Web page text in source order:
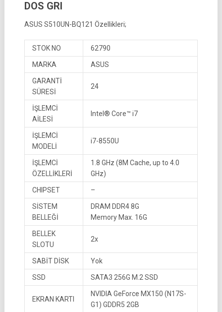
DOS GRI
ASUS S510UN-BQ121 Özellikleri;
STOK NO 62790
MARKA ASUS
GARANTİ
SÜRESİ
24
İŞLEMCİ
AİLESİ
Intel® Core™ i7
İŞLEMCİ
MODELİ
i7-8550U
İŞLEMCİ
ÖZELLİKLERİ
1.8 GHz (8M Cache, up to 4.0
GHz)
CHIPSET –
SİSTEM
BELLEĞİ
DRAM DDR4 8G
Memory Max. 16G
BELLEK
SLOTU
2x
SABİT DİSK Yok
SSD SATA3 256G M.2 SSD
EKRAN KARTI
NVIDIA GeForce MX150 (N17S-
G1) GDDR5 2GB